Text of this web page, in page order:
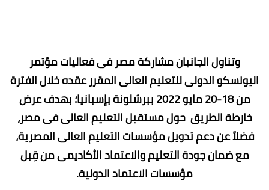
وتناول الجانبان مشاركة مصر فى فعاليات مؤتمر
اليونسكو الدولى للتعليم العالى المقرر عقده خلال الفترة
من 18-20 مايو 2022 ببرشلونة بإسبانيا؛ بهدف عرض
خارطة الطريق حول مستقبل التعليم العالى فى مصر،
فضلاً عن دعم تدويل مؤسسات التعليم العالى المصرية،
مع ضمان جودة التعليم والاعتماد الأكاديمى من قِبل
مؤسسات الاعتماد الدولية.